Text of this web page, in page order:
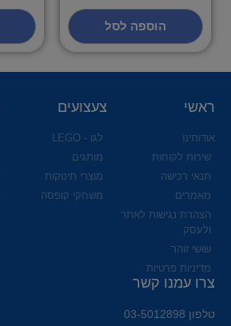
הוספה לסל
ראשי
אודותינו
שירות לקוחות
תנאי רכישה
מאמרים
הצהרת נגישות לאתר
ולעסק
שושי זוהר
מדיניות פרטיות
צעצועים
לגו - LEGO
מותגים
מוצרי תינוקות
משחקי קופסה
צרו עמנו קשר
טלפון 03-5012898